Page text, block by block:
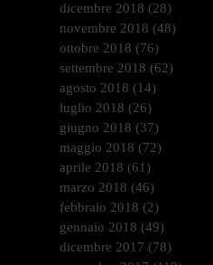
dicembre 2018 (28)
novembre 2018 (48)
ottobre 2018 (76)
settembre 2018 (62)
agosto 2018 (14)
luglio 2018 (26)
giugno 2018 (37)
maggio 2018 (72)
aprile 2018 (61)
marzo 2018 (46)
febbraio 2018 (2)
gennaio 2018 (49)
dicembre 2017 (78)